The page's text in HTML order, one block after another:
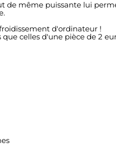
même puissante lui
d'ordinateur !
celles d'une pièce de 2